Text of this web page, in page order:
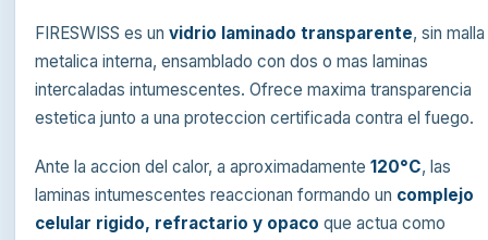
FIRESWISS es unvidrio laminado transparente, sin malla
metalica interna, ensamblado con dos o mas laminas
intercaladas intumescentes. Ofrece maxima transparencia
estetica junto a una proteccion certificada contra el fuego.
Ante la accion del calor, a aproximadamente120°C, las
laminas intumescentes reaccionan formando un complejo
celular rigido, refractario y opaco que actua como